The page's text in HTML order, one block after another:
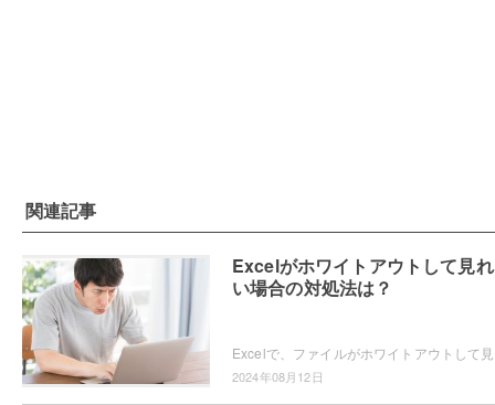
関連記事
Excelがホワイトアウトして見
い場合の対処法は？
2024年08月12日